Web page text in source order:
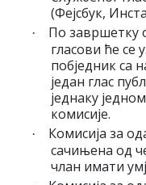
(Фејсбук,
·
По завршетку
гласови ће се
побједник са
један глас
једнаку
комисије.
·
Комисија за
сачињена од
члан имати